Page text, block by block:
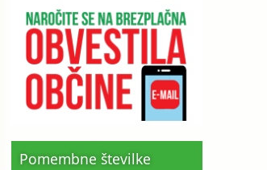
Pomembne številke